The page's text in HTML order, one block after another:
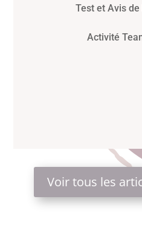
Test et Avis
Activité
Voir tous les